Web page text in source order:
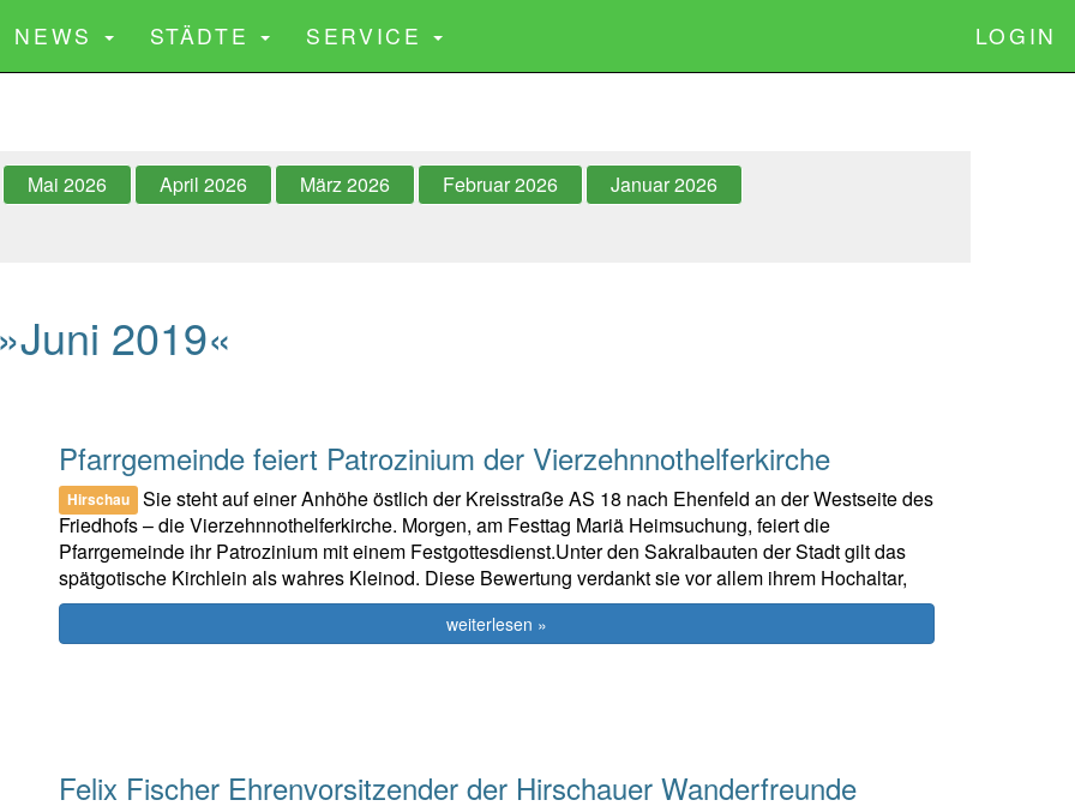
NEWS STÄDTE SERVICE LOGIN
Mai 2026 April 2026 März 2026 Februar 2026 Januar 2026
2019«
Pfarrgemeinde feiert Patrozinium der Vierzehnnothelferkirche
Hirschau
Sie steht auf einer Anhöhe östlich der Kreisstraße AS 18 nach Ehenfeld an der Westseite des
Friedhofs – die Vierzehnnothelferkirche. Morgen, am Festtag Mariä Heimsuchung, feiert die
Pfarrgemeinde ihr Patrozinium mit einem Festgottesdienst.Unter den Sakralbauten der Stadt gilt das
spätgotische Kirchlein als wahres Kleinod. Diese Bewertung verdankt sie vor allem ihrem Hochaltar,
weiterlesen »
Felix Fischer Ehrenvorsitzender der Hirschauer Wanderfreunde